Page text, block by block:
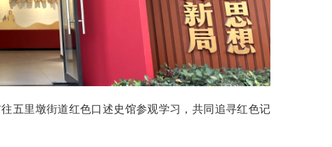
里墩街道红色口述史馆参观学习，共同追寻红色记